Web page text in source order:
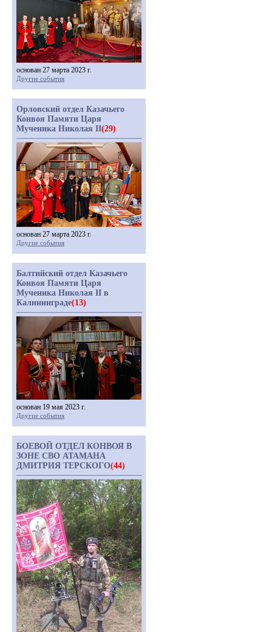
основан 27 марта 2023 г.
Другие события
Орловский отдел Казачьего
Конвоя Памяти Царя
Мученика Николая II(29)
основан 27 марта 2023 г.
Другие события
Балтийский отдел Казачьего
Конвоя Памяти Царя
Мученика Николая II в
Калининграде(13)
основан 19 мая 2023 г.
Другие события
БОЕВОЙ ОТДЕЛ КОНВОЯ В
ЗОНЕ СВО АТАМАНА
ДМИТРИЯ ТЕРСКОГО(44)